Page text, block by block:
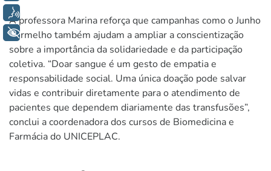
A professora Marina reforça que campanhas como o Junho
Vermelho também ajudam a ampliar a conscientização
sobre a importância da solidariedade e da participação
coletiva. “Doar sangue é um gesto de empatia e
responsabilidade social. Uma única doação pode salvar
vidas e contribuir diretamente para o atendimento de
pacientes que dependem diariamente das transfusões”,
conclui a coordenadora dos cursos de Biomedicina e
Farmácia do UNICEPLAC.
+ Acessibilidade